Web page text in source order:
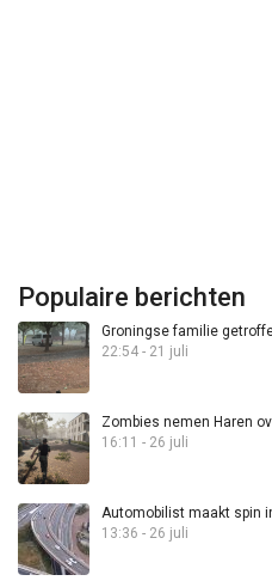
Populaire berichten
Groningse familie
22:54 - 21 juli
Zombies nemen Haren
16:11 - 26 juli
Automobilist maakt spin
13:36 - 26 juli